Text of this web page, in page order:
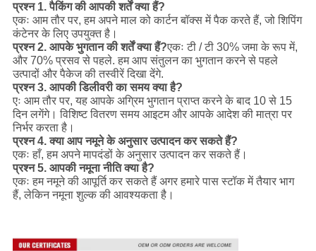
प्रश्न 1. पैकिंग की आपकी शर्तें क्या हैं?
एकः आम तौर पर, हम अपने माल को कार्टन बॉक्स में पैक करते हैं, जो शिपिंग
कंटेनर के लिए उपयुक्त है।
प्रश्न 2. आपके भुगतान की शर्तें क्या हैं?एकः टी / टी 30% जमा के रूप में,
और 70% प्रसव से पहले. हम आप संतुलन का भुगतान करने से पहले
उत्पादों और पैकेज की तस्वीरें दिखा देंगे.
प्रश्न 3. आपकी डिलीवरी का समय क्या है?
एः आम तौर पर, यह आपके अग्रिम भुगतान प्राप्त करने के बाद 10 से 15
दिन लगेंगे। विशिष्ट वितरण समय आइटम और आपके आदेश की मात्रा पर
निर्भर करता है।
प्रश्न 4. क्या आप नमूने के अनुसार उत्पादन कर सकते हैं?
एकः हाँ, हम अपने मापदंडों के अनुसार उत्पादन कर सकते हैं।
प्रश्न 5. आपकी नमूना नीति क्या है?
एकः हम नमूने की आपूर्ति कर सकते हैं अगर हमारे पास स्टॉक में तैयार भाग
हैं, लेकिन नमूना शुल्क की आवश्यकता है।